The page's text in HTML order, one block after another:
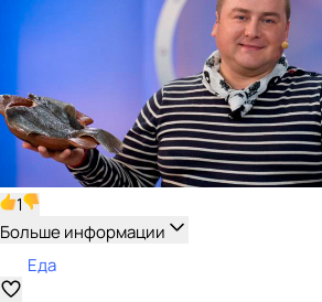
1
Больше информации
Еда